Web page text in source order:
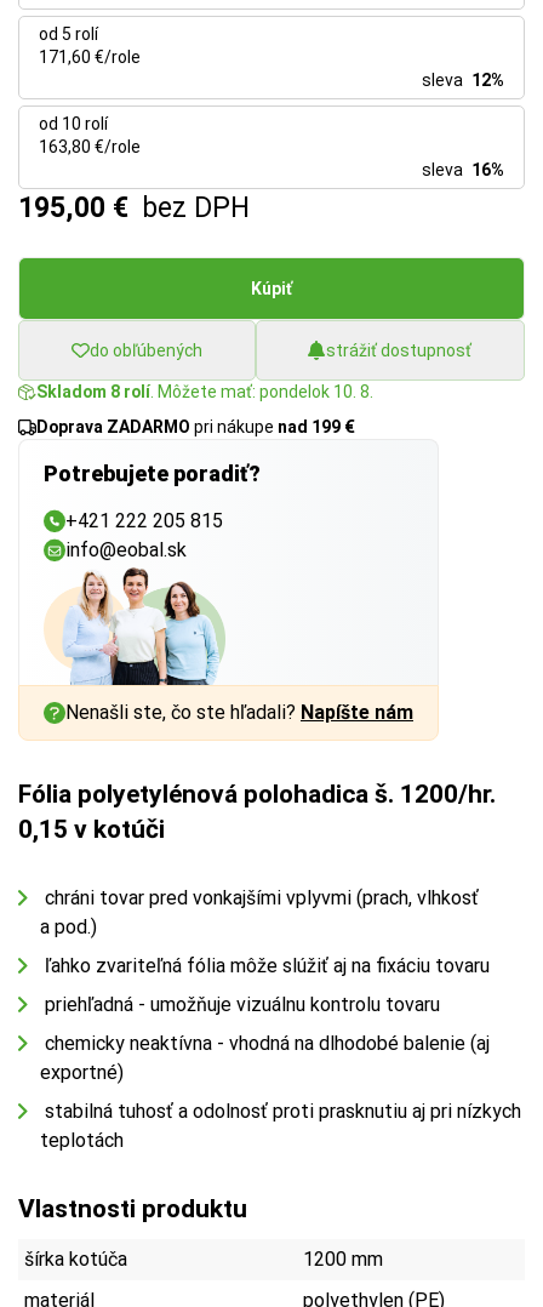
od 5 rolí
171,60 €/role
sleva 12%
od 10 rolí
163,80 €/role
sleva 16%
195,00 € bez DPH
Kúpiť
do obľúbených strážiť dostupnosť
Skladom 8 rolí. Môžete mať: pondelok 10. 8.
Doprava ZADARMO pri nákupe nad 199 €
Potrebujete poradiť?
+421 222 205 815
info@eobal.sk
Nenašli ste, čo ste hľadali? Napíšte nám
Fólia polyetylénová polohadica š. 1200/hr.
0,15 v kotúči
chráni tovar pred vonkajšími vplyvmi (prach, vlhkosť
a pod.)
ľahko zvariteľná fólia môže slúžiť aj na fixáciu tovaru
priehľadná - umožňuje vizuálnu kontrolu tovaru
chemicky neaktívna - vhodná na dlhodobé balenie (aj
exportné)
stabilná tuhosť a odolnosť proti prasknutiu aj pri nízkych
teplotách
Vlastnosti produktu
šírka kotúča
1200 mm
materiál
polyethylen (PE)